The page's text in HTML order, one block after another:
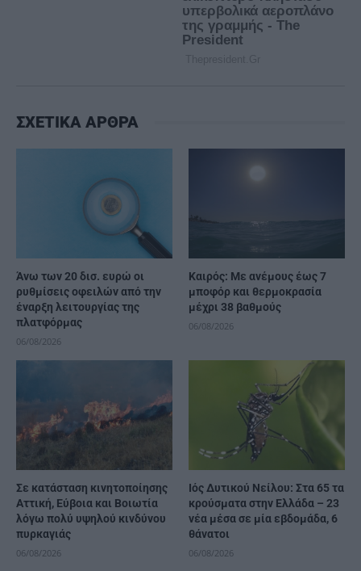
ΣΧΕΤΙΚΑ ΑΡΘΡΑ
Άνω των 20 δισ. ευρώ οι
ρυθμίσεις οφειλών από την
έναρξη λειτουργίας της
πλατφόρμας
06/08/2026
Καιρός: Με ανέμους έως 7
μποφόρ και θερμοκρασία
μέχρι 38 βαθμούς
06/08/2026
Σε κατάσταση κινητοποίησης
Αττική, Εύβοια και Βοιωτία
λόγω πολύ υψηλού κινδύνου
πυρκαγιάς
06/08/2026
Ιός Δυτικού Νείλου: Στα 65 τα
κρούσματα στην Ελλάδα – 23
νέα μέσα σε μία εβδομάδα, 6
θάνατοι
06/08/2026